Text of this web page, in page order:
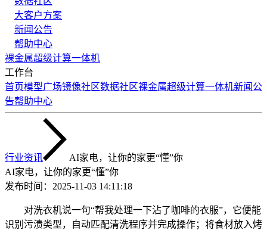
大客户方案
新闻公告
帮助中心
裸金属超级计算一体机
工作台
首页模型广场镜像社区数据社区裸金属超级计算一体机新闻公
告帮助中心
行业资讯
AI家电，让你的家更“懂”你
AI家电，让你的家更“懂”你
发布时间： 2025-11-03 14:11:18
对洗衣机说一句“帮我处理一下沾了咖啡的衣服”，它便能
识别污渍类型，自动匹配清洗程序并完成操作；将食材放入烤